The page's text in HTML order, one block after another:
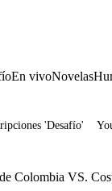
En vivoNovelas
'Desafío'
Colombia VS.